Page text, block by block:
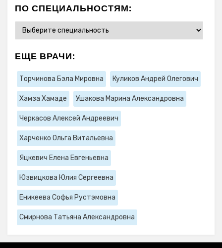
ПО СПЕЦИАЛЬНОСТЯМ:
ЕЩЕ ВРАЧИ:
Торчинова Бэла Мировна Куликов Андрей Олегович
Хамза Хамаде Ушакова Марина Александровна
Черкасов Алексей Андреевич
Харченко Ольга Витальевна
Яцкевич Елена Евгеньевна
Юзвицкова Юлия Сергеевна
Еникеева Софья Рустэмовна
Смирнова Татьяна Александровна